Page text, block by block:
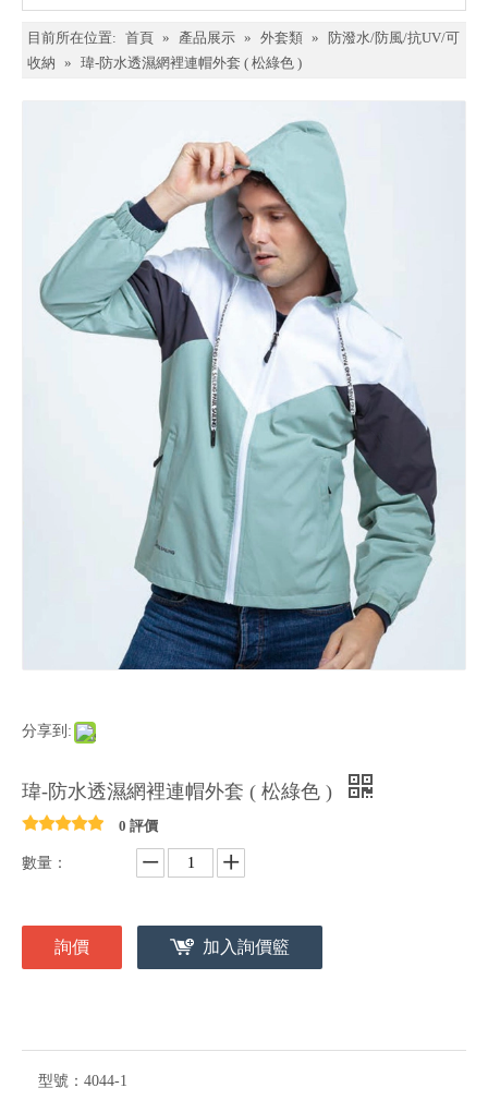
目前所在位置: 首頁 » 產品展示 » 外套類 »
防潑水/防風/抗UV/可
收納 » 瑋-防水透濕網裡連帽外套 ( 松綠色 )
分享到:
瑋-防水透濕網裡連帽外套 ( 松綠色 )
0 評價
數量：
詢價 加入詢價籃
型號： 4044-1